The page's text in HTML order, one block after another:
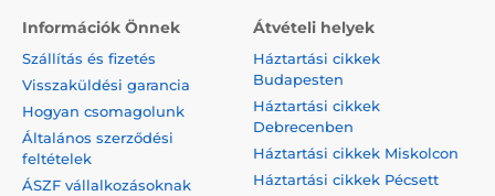
Információk Önnek
Szállítás és fizetés
Visszaküldési garancia
Hogyan csomagolunk
Általános szerződési
feltételek
ÁSZF vállalkozásoknak
Átvételi helyek
Háztartási cikkek
Budapesten
Háztartási cikkek
Debrecenben
Háztartási cikkek Miskolcon
Háztartási cikkek Pécsett